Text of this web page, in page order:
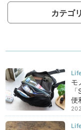
カテゴ
モ
便